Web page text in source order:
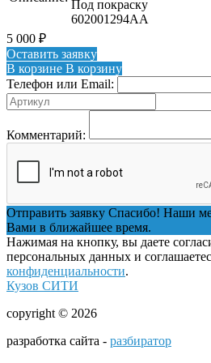
Под покраску
602001294AA
5 000 ₽
Оставить заявку
В корзине В корзину
Телефон или Email:
Комментарий:
Отправить заявку Спасибо! Наши
Вами в ближайшее время.
Нажимая на кнопку, вы даете
персональных данных и
конфиденциальности.
Кузов СИТИ
copyright © 2026
разработка сайта - разбиратор